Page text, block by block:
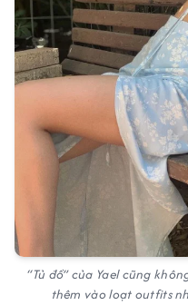
“Tủ đồ” của Yael cũng
thêm vào loạt outfits